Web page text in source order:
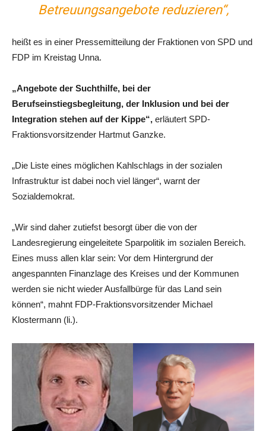
Betreuungsangebote reduzieren“,
heißt es in einer Pressemitteilung der Fraktionen von SPD und
FDP im Kreistag Unna.
„Angebote der Suchthilfe, bei der
Berufseinstiegsbegleitung, der Inklusion und bei der
Integration stehen auf der Kippe“, erläutert SPD-
Fraktionsvorsitzender Hartmut Ganzke.
„Die Liste eines möglichen Kahlschlags in der sozialen
Infrastruktur ist dabei noch viel länger“, warnt der
Sozialdemokrat.
„Wir sind daher zutiefst besorgt über die von der
Landesregierung eingeleitete Sparpolitik im sozialen Bereich.
Eines muss allen klar sein: Vor dem Hintergrund der
angespannten Finanzlage des Kreises und der Kommunen
werden sie nicht wieder Ausfallbürge für das Land sein
können“, mahnt FDP-Fraktionsvorsitzender Michael
Klostermann (li.).